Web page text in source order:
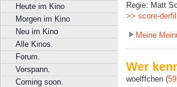
Heute im Kino
Morgen im Kino
Neu im Kino
Alle Kinos.
Forum.
Vorspann.
Coming soon.
Regie: Matt
>> score-
Meine
Wer
woelffchen (